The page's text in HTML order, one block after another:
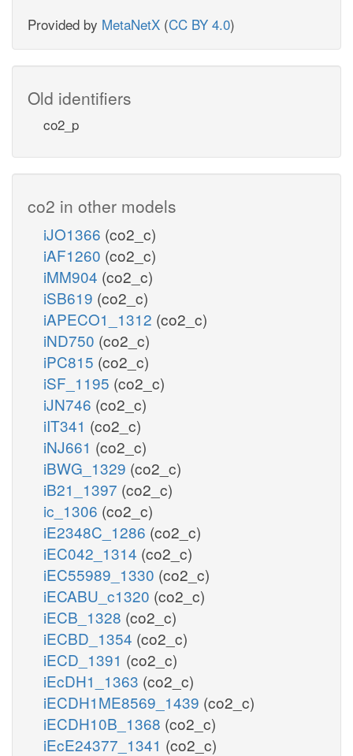
Provided by MetaNetX (CC BY 4.0)
Old identifiers
co2_p
co2 in other models
iJO1366 (co2_c)
iAF1260 (co2_c)
iMM904 (co2_c)
iSB619 (co2_c)
iAPECO1_1312 (co2_c)
iND750 (co2_c)
iPC815 (co2_c)
iSF_1195 (co2_c)
iJN746 (co2_c)
iIT341 (co2_c)
iNJ661 (co2_c)
iBWG_1329 (co2_c)
iB21_1397 (co2_c)
ic_1306 (co2_c)
iE2348C_1286 (co2_c)
iEC042_1314 (co2_c)
iEC55989_1330 (co2_c)
iECABU_c1320 (co2_c)
iECB_1328 (co2_c)
iECBD_1354 (co2_c)
iECD_1391 (co2_c)
iEcDH1_1363 (co2_c)
iECDH1ME8569_1439 (co2_c)
iECDH10B_1368 (co2_c)
iEcE24377_1341 (co2_c)